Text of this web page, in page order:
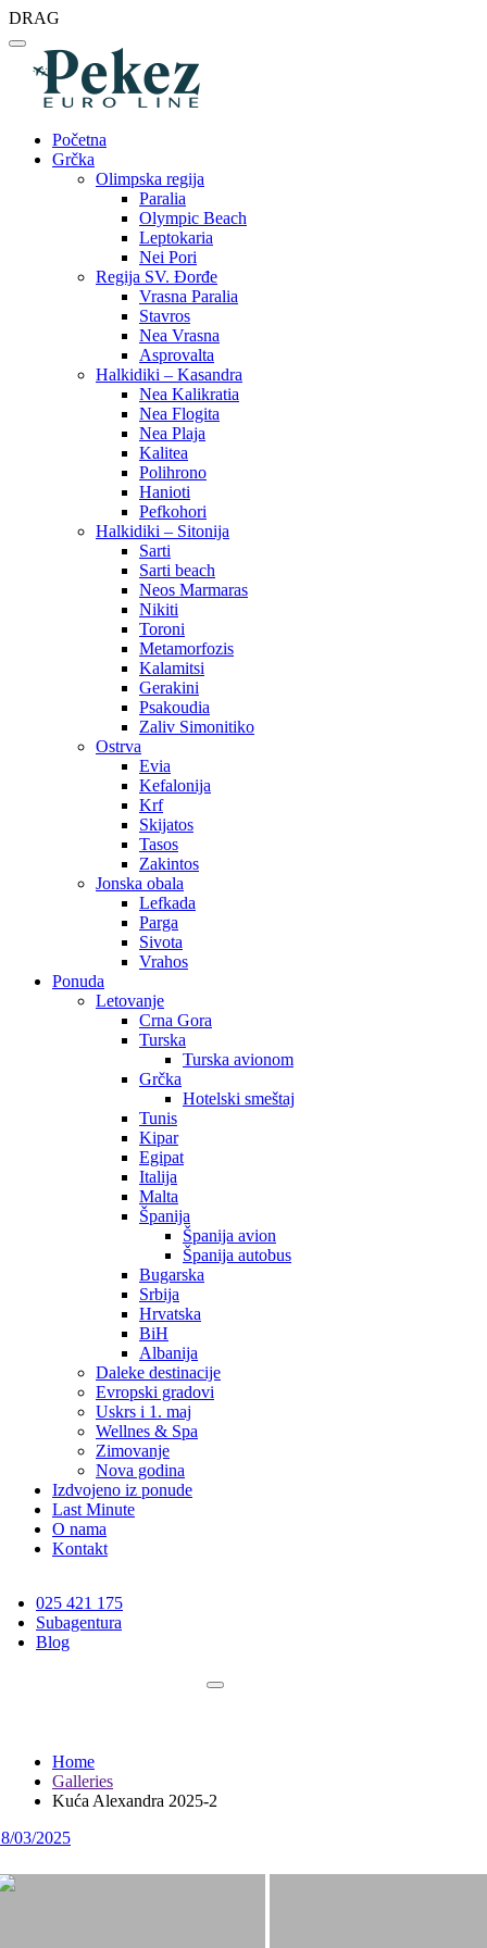
DRAG
Početna
Grčka
Olimpska regija
Paralia
Olympic Beach
Leptokaria
Nei Pori
Regija SV. Đorđe
Vrasna Paralia
Stavros
Nea Vrasna
Asprovalta
Halkidiki – Kasandra
Nea Kalikratia
Nea Flogita
Nea Plaja
Kalitea
Polihrono
Hanioti
Pefkohori
Halkidiki – Sitonija
Sarti
Sarti beach
Neos Marmaras
Nikiti
Toroni
Metamorfozis
Kalamitsi
Gerakini
Psakoudia
Zaliv Simonitiko
Ostrva
Evia
Kefalonija
Krf
Skijatos
Tasos
Zakintos
Jonska obala
Lefkada
Parga
Sivota
Vrahos
Ponuda
Letovanje
Crna Gora
Turska
Turska avionom
Grčka
Hotelski smeštaj
Tunis
Kipar
Egipat
Italija
Malta
Španija
Španija avion
Španija autobus
Bugarska
Srbija
Hrvatska
BiH
Albanija
Daleke destinacije
Evropski gradovi
Uskrs i 1. maj
Wellnes & Spa
Zimovanje
Nova godina
Izdvojeno iz ponude
Last Minute
O nama
Kontakt
025 421 175
Subagentura
Blog
Home
Galleries
Kuća Alexandra 2025-2
03/2025